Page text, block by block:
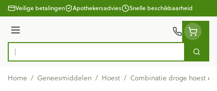
Ga naar de inhoud
Veilige betalingen Apothekersadvies Snelle beschikbaarheid
Menu
Product, merk, categorie... Zoek
Home / Geneesmiddelen / Hoest / Combinatie droge hoest